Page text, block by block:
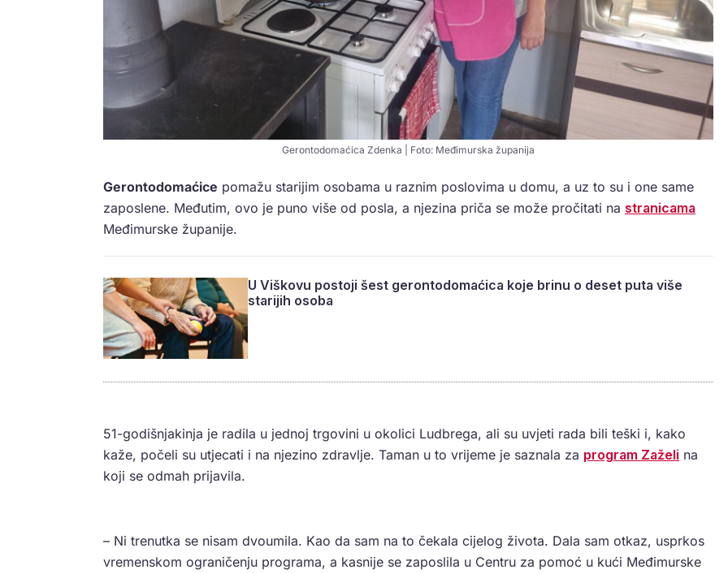
Gerontodomaćica Zdenka | Foto: Međimurska županija
Gerontodomaćice pomažu starijim osobama u raznim poslovima u domu, a uz to su i one same
zaposlene. Međutim, ovo je puno više od posla, a njezina priča se može pročitati na stranicama
Međimurske županije.
U Viškovu postoji šest gerontodomaćica koje brinu o deset puta više
starijih osoba
51-godišnjakinja je radila u jednoj trgovini u okolici Ludbrega, ali su uvjeti rada bili teški i, kako
kaže, počeli su utjecati i na njezino zdravlje. Taman u to vrijeme je saznala za program Zaželi na
koji se odmah prijavila.
– Ni trenutka se nisam dvoumila. Kao da sam na to čekala cijelog života. Dala sam otkaz, usprkos
vremenskom ograničenju programa, a kasnije se zaposlila u Centru za pomoć u kući Međimurske